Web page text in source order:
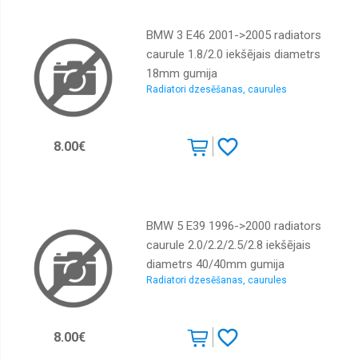
sistēmas
daļas
Kondicionieru
iztvaicētāji
Instrumenti
Tūninga
BMW 3 E46 2001->2005 radiators
caurule 1.8/2.0 iekšējais diametrs
18mm gumija
Radiatori dzesēšanas, caurules
8.00€
BMW 5 E39 1996->2000 radiators
caurule 2.0/2.2/2.5/2.8 iekšējais
diametrs 40/40mm gumija
Radiatori dzesēšanas, caurules
8.00€